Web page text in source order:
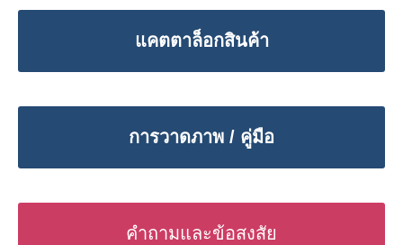
แคตตาล็อกสินค้า
การวาดภาพ / คู่มือ
คำถามและข้อสงสัย